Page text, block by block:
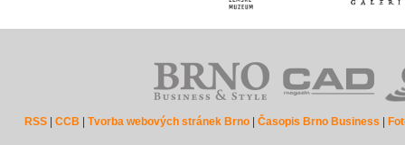
RSS |CCB |Tvorba webových stránek Brno |Časopis Brno Business